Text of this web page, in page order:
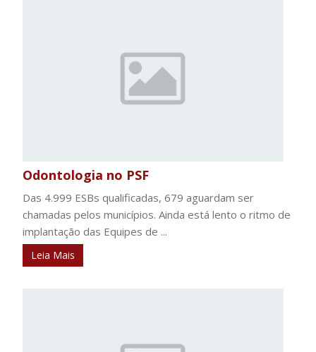
Odontologia no PSF
Das 4.999 ESBs qualificadas, 679 aguardam ser
chamadas pelos municípios. Ainda está lento o ritmo de
implantação das Equipes de ...
Leia Mais